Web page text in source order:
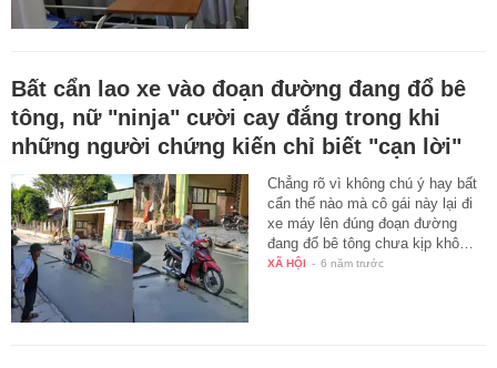
Bất cẩn lao xe vào đoạn đường đang đổ bê
tông, nữ "ninja" cười cay đắng trong khi
những người chứng kiến chỉ biết "cạn lời"
Chẳng rõ vì không chú ý hay bất
cẩn thế nào mà cô gái này lại đi
xe máy lên đúng đoạn đường
đang đổ bê tông chưa kịp khô…
XÃ HỘI - 6 năm trước